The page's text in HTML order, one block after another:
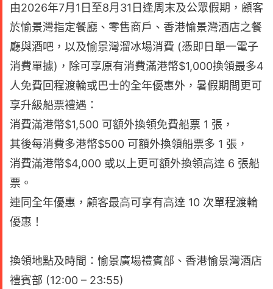
由2026年7月1日至8月31日逢周末及公眾假期，顧客
於愉景灣指定餐廳、零售商戶、香港愉景灣酒店之餐
廳與酒吧，以及愉景灣溜冰場消費 (憑即日單一電子
消費單據)，除可享原有消費滿港幣$1,000換領最多4
人免費回程渡輪或巴士的全年優惠外，暑假期間更可
享升級船票禮遇：
消費滿港幣$1,500 可額外換領免費船票 1 張，
其後每消費多港幣$500 可額外換領船票多 1 張，
消費滿港幣$4,000 或以上更可額外換領高達 6 張船
票。
連同全年優惠，顧客最高可享有高達 10 次單程渡輪
優惠！
換領地點及時間：愉景廣場禮賓部、香港愉景灣酒店
禮賓部 (12:00 – 23:55)